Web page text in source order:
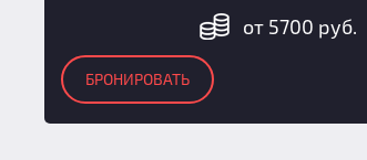
от 5700 руб.
БРОНИРОВАТЬ